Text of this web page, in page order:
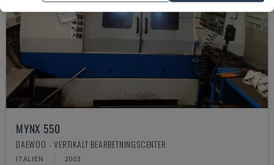
MYNX 550
DAEWOO - VERTIKALT BEARBETNINGSCENTER
ITALIEN 2003